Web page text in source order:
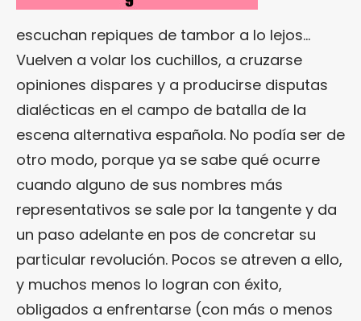
escuchan repiques de tambor a lo lejos…
Vuelven a volar los cuchillos, a cruzarse
opiniones dispares y a producirse disputas
dialécticas en el campo de batalla de la
escena alternativa española. No podía ser de
otro modo, porque ya se sabe qué ocurre
cuando alguno de sus nombres más
representativos se sale por la tangente y da
un paso adelante en pos de concretar su
particular revolución. Pocos se atreven a ello,
y muchos menos lo logran con éxito,
obligados a enfrentarse (con más o menos